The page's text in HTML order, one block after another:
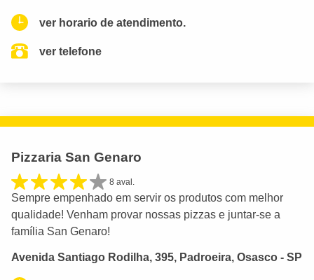
ver horario de atendimento.
ver telefone
Pizzaria San Genaro
8 aval.
Sempre empenhado em servir os produtos com melhor
qualidade! Venham provar nossas pizzas e juntar-se a
família San Genaro!
Avenida Santiago Rodilha, 395, Padroeira, Osasco - SP